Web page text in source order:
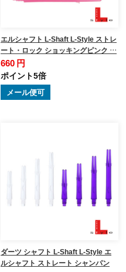
エルシャフト L-Shaft L-Style ストレ
ート・ロック ショッキングピンク …
660 円
ポイント5倍
メール便可
ダーツ シャフト L-Shaft L-Style エ
ルシャフト ストレート シャンパン